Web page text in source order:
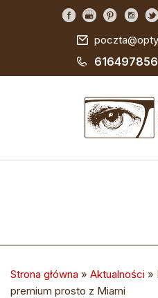
616497856
Strona główna » Aktualności »
premium prosto z Miami